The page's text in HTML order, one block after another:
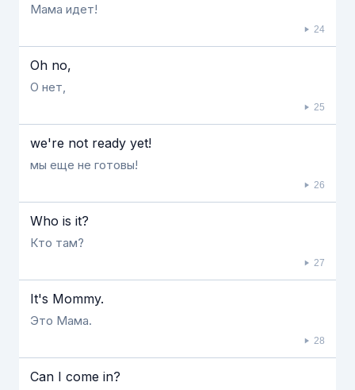
Мама идет!
24
Oh no,
О нет,
25
we're not ready yet!
мы еще не готовы!
26
Who is it?
Кто там?
27
It's Mommy.
Это Мама.
28
Can I come in?